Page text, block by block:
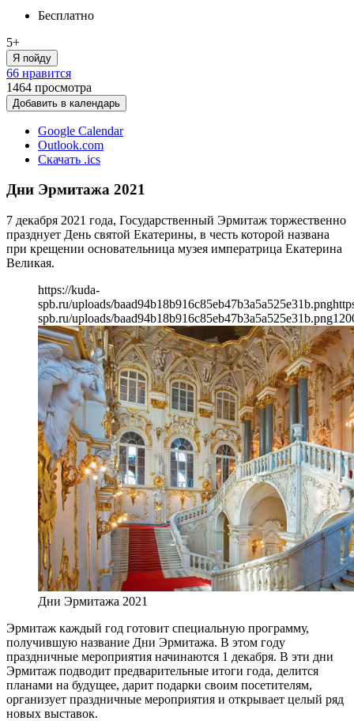
Бесплатно
5+
Я пойду
66 нравится
1464 просмотра
Добавить в календарь
Google Calendar
Outlook.com
Скачать .ics
Дни Эрмитажа 2021
7 декабря 2021 года, Государственный Эрмитаж торжественно
празднует День святой Екатерины, в честь которой названа
при крещении основательница музея императрица Екатерина
Великая.
https://kuda-
spb.ru/uploads/baad94b18b916c85eb47b3a5a525e31b.png
spb.ru/uploads/baad94b18b916c85eb47b3a5a525e31b.png
Дни Эрмитажа 2021
Эрмитаж каждый год готовит специальную программу,
получившую название Дни Эрмитажа. В этом году
праздничные мероприятия начинаются 1 декабря. В эти дни
Эрмитаж подводит предварительные итоги года, делится
планами на будущее, дарит подарки своим посетителям,
организует праздничные мероприятия и открывает целый ряд
новых выставок.